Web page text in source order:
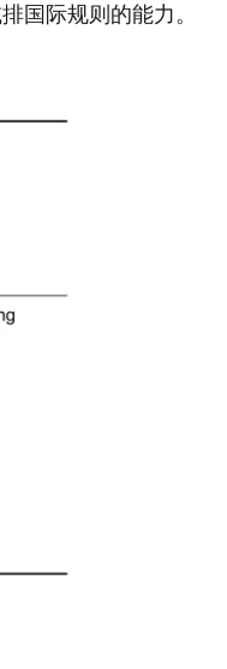
国际规则的能力。